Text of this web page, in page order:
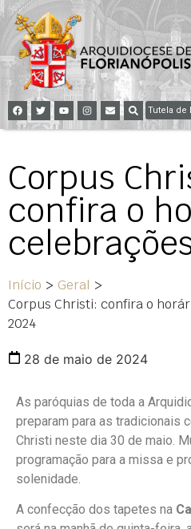
Tutela de
Corpus
confira o
Início > Geral >
Corpus Christi: confira o
2024
28 de maio de 2024
As paróquias de toda a
preparam para as tradicionais
Christi neste dia 30 de maio.
programação para a missa e
solenidade.
A confecção dos tapetes na